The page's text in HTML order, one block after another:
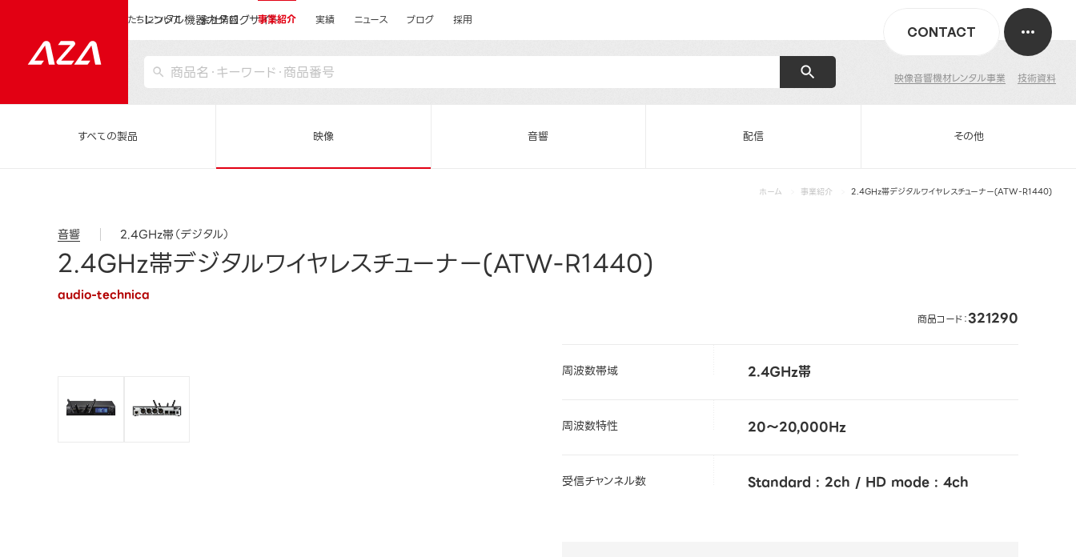
レンタル機器カタログサイト
映像音響機材レンタル事業 技術資料
CONTACT
私たちについて 会社情報 事業紹介 実績 ニュース ブログ 採用
すべての製品 映像 音響 配信 その他
ホーム 事業紹介 2.4GHz帯デジタルワイヤレスチューナー(ATW-R1440)
音響 2.4GHz帯（デジタル）
2.4GHz帯デジタルワイヤレスチューナー(ATW-R1440)
audio-technica
商品コード：321290
周波数帯域 2.4GHz帯
周波数特性 20～20,000Hz
受信チャンネル数 Standard : 2ch / HD mode : 4ch